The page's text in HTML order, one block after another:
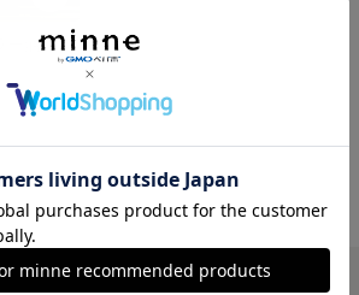
国産にんにくメンマラー油 無添加 ピリ辛 食べるラー油 食べるoilシリーズ
の作品一覧